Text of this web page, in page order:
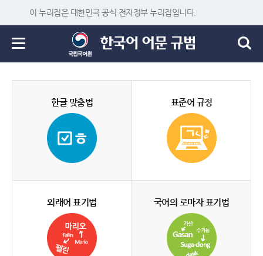
이 누리집은 대한민국 공식 전자정부 누리집입니다.
한글 맞춤법 표준어 규정
외래어 표기법 국어의 로마자 표기법